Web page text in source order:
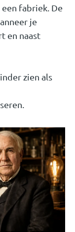
fabriek. De
je
en naast
zien als